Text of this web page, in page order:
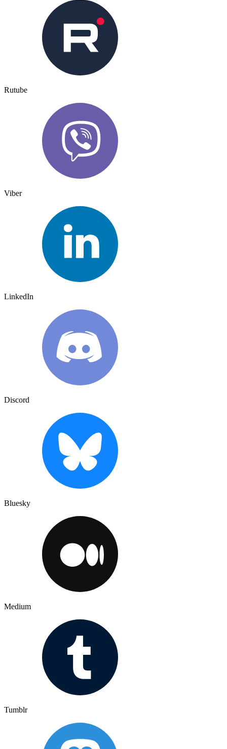
Rutube
Viber
LinkedIn
Discord
Bluesky
Medium
Tumblr